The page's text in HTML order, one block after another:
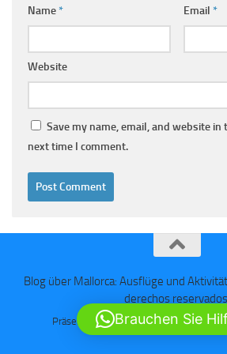
Name* Email *
Website
Save my name, email, and website
next time I comment.
Blog über Mallorca: Ausflüge und
derechos
Präsentiert von - Entworfen mit
Brauchen Sie